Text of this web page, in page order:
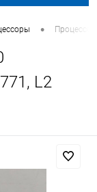
•
L2